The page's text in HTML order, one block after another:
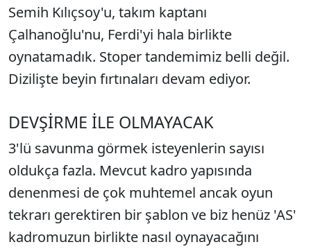
Semih Kılıçsoy'u, takım kaptanı
Çalhanoğlu'nu, Ferdi'yi hala birlikte
oynatamadık. Stoper tandemimiz belli değil.
Dizilişte beyin fırtınaları devam ediyor.
DEVŞİRME İLE OLMAYACAK
3'lü savunma görmek isteyenlerin sayısı
oldukça fazla. Mevcut kadro yapısında
denenmesi de çok muhtemel ancak oyun
tekrarı gerektiren bir şablon ve biz henüz 'AS'
kadromuzun birlikte nasıl oynayacağını